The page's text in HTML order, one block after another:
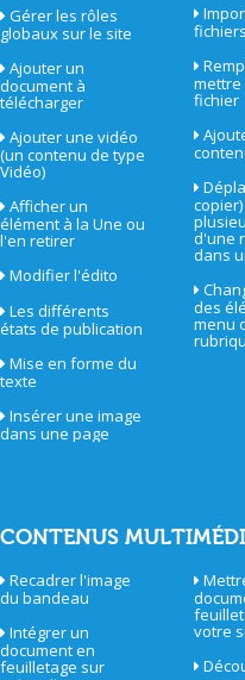
Gérer les rôles
globaux sur le site
Ajouter un
document à
télécharger
Ajouter une vidéo
(un contenu de type
Vidéo)
Afficher un
élément à la Une ou
l'en retirer
Modifier l'édito
Les différents
états de publication
Mise en forme du
texte
Insérer une image
dans une page
fichiers
mettre
fichier
d'une
dans
des
menu
CONTENUS
Recadrer l'image
du bandeau
Intégrer un
document en
feuilletage sur
votre